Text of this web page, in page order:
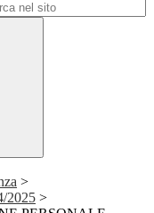
>
2025 >